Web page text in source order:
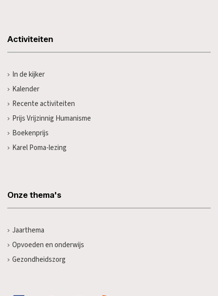
Activiteiten
In de kijker
Kalender
Recente activiteiten
Prijs Vrijzinnig Humanisme
Boekenprijs
Karel Poma-lezing
Onze thema's
Jaarthema
Opvoeden en onderwijs
Gezondheidszorg